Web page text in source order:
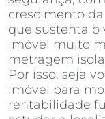
crescimento
que sustenta o
imóvel muito
metragem
Por isso, seja
imóvel para
rentabilidade